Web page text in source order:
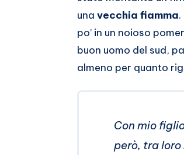
Whatsapp
una vecchia fiamma
po’ in un noioso
buon uomo del sud,
almeno per quanto
Con mio
però, tra